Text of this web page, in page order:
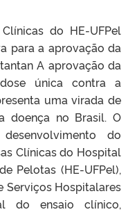
do HE-UFPel
para a aprovação da
A aprovação da
única contra a
uma virada de
doença no Brasil. O
do
Clínicas do Hospital
Pelotas (HE-UFPel),
Serviços Hospitalares
do ensaio clínico,